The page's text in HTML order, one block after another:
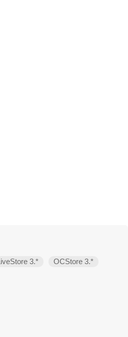
LiveStore 3.* OCStore 3.*